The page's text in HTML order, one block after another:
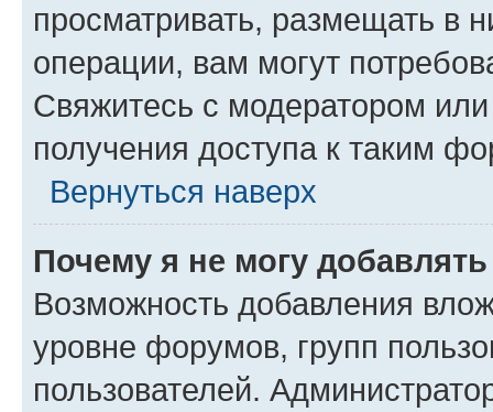
просматривать, размещать в
операции, вам могут
Свяжитесь с модератором
получения доступа к таким
Вернуться наверх
Почему я не могу
Возможность добавления
уровне форумов, групп
пользователей.